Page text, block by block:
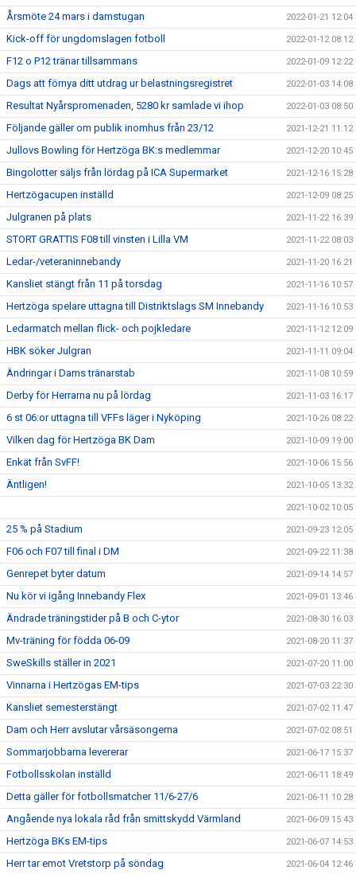
Årsmöte 24 mars i damstugan 2022-01-21 12:04
Kick-off för ungdomslagen fotboll 2022-01-12 08:12
F12 o P12 tränar tillsammans 2022-01-09 12:22
Dags att förnya ditt utdrag ur belastningsregistret 2022-01-03 14:08
Resultat Nyårspromenaden, 5280 kr samlade vi ihop 2022-01-03 08:50
Följande gäller om publik inomhus från 23/12 2021-12-21 11:12
Jullovs Bowling för Hertzöga BK:s medlemmar 2021-12-20 10:45
Bingolotter säljs från lördag på ICA Supermarket 2021-12-16 15:28
Hertzögacupen inställd 2021-12-09 08:25
Julgranen på plats 2021-11-22 16:39
STORT GRATTIS F08 till vinsten i Lilla VM 2021-11-22 08:03
Ledar-/veteraninnebandy 2021-11-20 16:21
Kansliet stängt från 11 på torsdag 2021-11-16 10:57
Hertzöga spelare uttagna till Distriktslags SM Innebandy 2021-11-16 10:53
Ledarmatch mellan flick- och pojkledare 2021-11-12 12:09
HBK söker Julgran 2021-11-11 09:04
Ändringar i Dams tränarstab 2021-11-08 10:59
Derby för Herrarna nu på lördag 2021-11-03 16:17
6 st 06:or uttagna till VFFs läger i Nyköping 2021-10-26 08:22
Vilken dag för Hertzöga BK Dam 2021-10-09 19:00
Enkät från SvFF! 2021-10-06 15:56
Äntligen! 2021-10-05 13:32
2021-10-02 10:05
25 % på Stadium 2021-09-23 12:05
F06 och F07 till final i DM 2021-09-22 11:38
Genrepet byter datum 2021-09-14 14:57
Nu kör vi igång Innebandy Flex 2021-09-01 13:46
Ändrade träningstider på B och C-ytor 2021-08-30 16:03
Mv-träning för födda 06-09 2021-08-20 11:37
SweSkills ställer in 2021 2021-07-20 11:00
Vinnarna i Hertzögas EM-tips 2021-07-03 22:30
Kansliet semesterstängt 2021-07-02 11:47
Dam och Herr avslutar vårsäsongerna 2021-07-02 08:51
Sommarjobbarna levererar 2021-06-17 15:37
Fotbollsskolan inställd 2021-06-11 18:49
Detta gäller för fotbollsmatcher 11/6-27/6 2021-06-11 10:28
Angående nya lokala råd från smittskydd Värmland 2021-06-09 15:43
Hertzöga BKs EM-tips 2021-06-07 14:53
Herr tar emot Vretstorp på söndag 2021-06-04 12:46